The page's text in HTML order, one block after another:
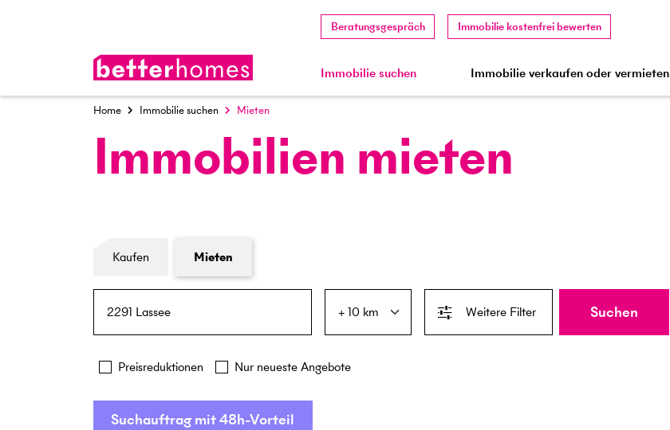
Beratungsgespräch Immobilie kostenfrei bewerten
Immobilie suchen Immobilie verkaufen oder vermieten
Home Immobilie suchen Mieten
Immobilien mieten
Formular Immobiliensuche
Kaufen
Mieten
Weitere Filter
Preisreduktionen Nur neueste Angebote
Suchen
Suchauftrag mit 48h-Vorteil